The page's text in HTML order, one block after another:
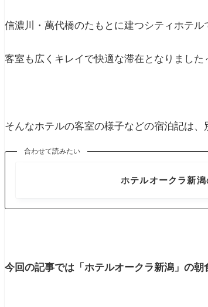
信濃川・萬代橋のたもとに建つシティ ホテル
客室も広くキレイで快適な滞在となりました
そんなホテルの客室の様子などの宿泊記は
合わせて読みたい
ホテルオークラ新
今回の記事では「ホテルオークラ新潟」の